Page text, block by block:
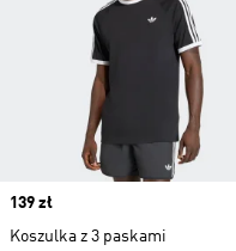
Price
139 zł
Koszulka z 3 paskami